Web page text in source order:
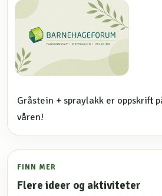
Gråstein + spraylakk er oppskrift
våren!
FINN MER
Flere ideer og aktiviteter